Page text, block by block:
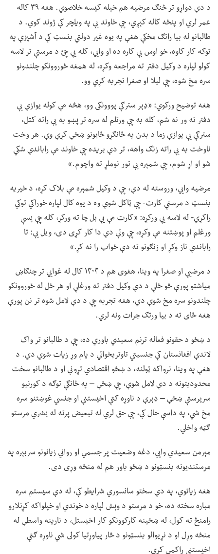
د دې دواړو تر څنګ مرضیه هم خپله کیسه خلاصوي. هغه ۳۹ کاله
عمر لري او پنځه کاله کېږي، چې خاوند یې په ویلچر کې ژوند کوي. د
طالبانو له بیا راتګ مخکې هغې په یوه غیر دولتي بنسټ کې د آشپزې په
توګه کار کاوه، خو اوس بې کاره ده او وايي، کله یې چئ د مرستې تر لاسه
کولو لپاره د وکیل دفتر ته مراجعه وکړه، له همغه ځوروونکو چلندونو
سره مخ شوه، چې لیلا او صغرا تجربه کړي وو.
هغه توضیح ورکوي: «ډېر سترګې پووونکی وو، هڅه مې کوله یوازې یې
دفتر ته ور نه شم، کله به چې ورتلم له سره تر پښو به یې راته کتل،
سترګې یې یوازې زما د بدن په ځانګړو ځایونو ښځې کړې وې. هر وخت
ناوخت به یې راته زنګ واهه، تر دې بریده چې خاوند مې راباندې شکي
شو او اړ شوم، چې شمېره یې تور نوملړ ته واچوم.»
مرضیه وايي، وروسته له دې، چې د وکیل شمېره مې بلاک کړه، د خیریه
بنسټ د مرستې کارت- چې ټاکل شوې وه د یوه کال لپاره خوراکي توکي
راکړي- له لاسه یې ورکړه: «کارت مې یې بل چا ته ورکړ، کله چې پسې
ورغلم او پوښتنه مې وکړه، چې ولې دې دا کار کړی دی، ویل یې: تا
راباندې ناز وکړ او زنګونو ته دې ځواب را نه کړ.»
د مرضیې او صغرا په وینا، هغوی هم د ۱۴۰۴ کال له غوايي تر چنګاښ
میاشتو پورې څو ځلې د دې وکیل دفتر ته ورغلې او هر ځل له ځوروونکو
چلندونو سره مخ شوې دي، هغه تجربه چې د دې لامل شوه تر نن پورې
هغه ځای ته د بیا ورتګ جرات ونه لري.
د ښځو د حقونو فعاله ترنم سعیدي باوري ده، چې د طالبانو تر واک
لاندې افغانستان کې جنسیتي تاوتریخوالي د پام وړ زیات شوي دي. د
هغې په وینا، نرواکه ټولنه، د ښځو اقتصادي تړونې او د طالبانو سخت
محدودیتونه د دې لامل شوې، چې ښځې – په ځانګې توګه د کورنیو
سرپرستې ښځې – ډېرې د ناوړه ګټې اخیستنې او جنسي غوښتنو سره
مخ شي، په داسې حال کې، چې حق لري له تبعیض پرته له بشري مرستو
ګټه واخلي.
مېرمن سعیدي وايي، دغه وضعیت پر جسمي او رواني زیانونو سربېره په
مرستندیونه بنسټونو د ښځو باور هم له منځه وړی دی.
هغه زیاتوي، په دې سختو سانسوري شرایطو کې، له دې سیستم سره
مباره سخته ده، خو د مرستو د وېش لپاره د خوندي او خپلواکه کړنلارو
رامنځ ته کول، له ښځینه کارکوونکو کار اخیستل، د نارینه واسطې له
منځه وړل او د نړیوالو بنسټونو د څار پياوړتیا کولی شي ناوړه ګټې
اخیستنې راکمې کړي.